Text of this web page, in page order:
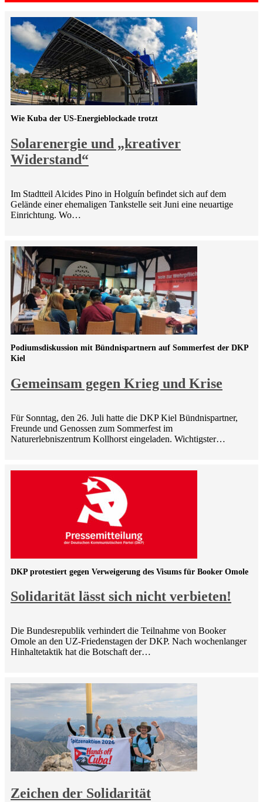
Solarenergie und „kreativer
Widerstand“
Wie Kuba der US-Energieblockade trotzt
Im Stadtteil Alcides Pino in Holguín befindet sich auf dem
Gelände einer ehemaligen Tankstelle seit Juni eine neuartige
Einrichtung. Wo…
Gemeinsam gegen Krieg und Krise
Podiumsdiskussion mit Bündnispartnern auf Sommerfest der DKP
Kiel
Für Sonntag, den 26. Juli hatte die DKP Kiel Bündnispartner,
Freunde und Genossen zum Sommerfest im
Naturerlebniszentrum Kollhorst eingeladen. Wichtigster…
Solidarität lässt sich nicht verbieten!
DKP protestiert gegen Verweigerung des Visums für Booker Omole
Die Bundesrepublik verhindert die Teilnahme von Booker
Omole an den UZ-Friedenstagen der DKP. Nach wochenlanger
Hinhaltetaktik hat die Botschaft der…
Zeichen der Solidarität